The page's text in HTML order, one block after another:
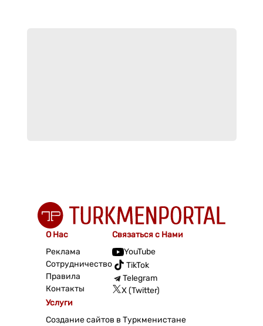
О Нас
Реклама
Сотрудничество
Правила
Контакты
Связаться с Нами
YouTube
TikTok
Telegram
X (Twitter)
Услуги
Создание сайтов в Туркменистане